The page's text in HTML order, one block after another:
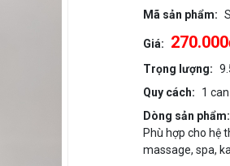
Mã sản phẩm:
Giá:
Trọng lượng:
Quy cách:
1
Dòng sản phẩm:
Phù hợp cho hệ
massage, spa,